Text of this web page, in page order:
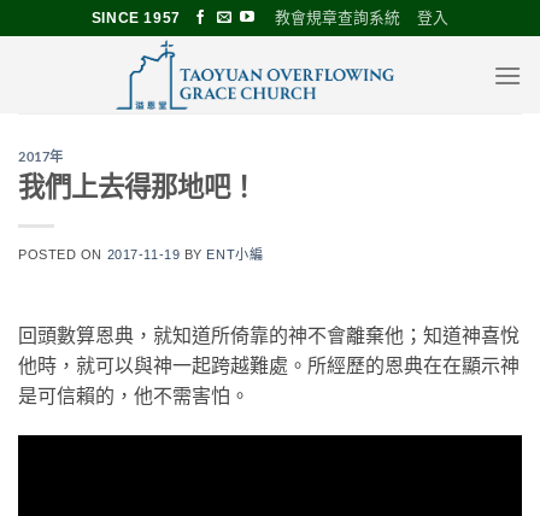
SINCE 1957 教會規章查詢系統 登入
2017年
我們上去得那地吧！
POSTED ON 2017-11-19 BY ENT小編
回頭數算恩典，就知道所倚靠的神不會離棄他；知道神喜悅
他時，就可以與神一起跨越難處。所經歷的恩典在在顯示神
是可信賴的，他不需害怕。